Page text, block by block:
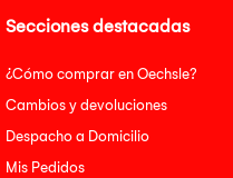
Secciones destacadas
¿Cómo comprar en Oechsle?
Cambios y devoluciones
Despacho a Domicilio
Mis Pedidos